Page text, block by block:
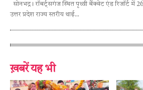
सोनभद्र। रॉबर्ट्सगंज स्थित पृथ्वी बैंक्वेट एंड रिजॉर्ट में
उत्तर प्रदेश राज्य स्तरीय थाई...
ख़बरें यह भी